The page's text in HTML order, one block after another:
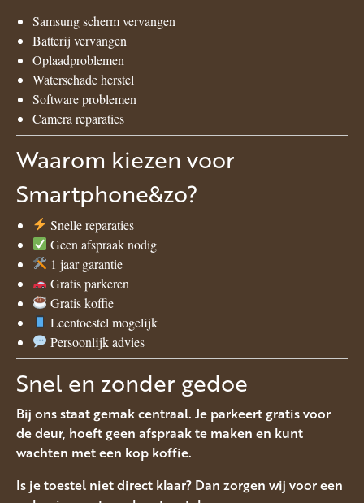
Samsung scherm vervangen
Batterij vervangen
Oplaadproblemen
Waterschade herstel
Software problemen
Camera reparaties
Waarom kiezen voor
Smartphone&zo?
Snelle reparaties
Geen afspraak nodig
1 jaar garantie
Gratis parkeren
Gratis koffie
Leentoestel mogelijk
Persoonlijk advies
Snel en zonder gedoe
Bij ons staat gemak centraal. Je parkeert gratis voor
de deur, hoeft geen afspraak te maken en kunt
wachten met een kop koffie.
Is je toestel niet direct klaar? Dan zorgen wij voor een